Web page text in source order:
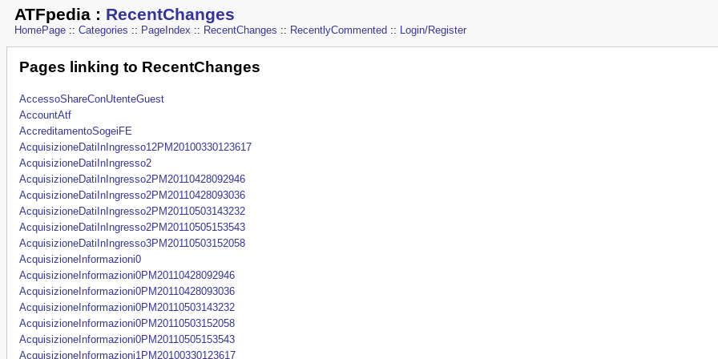
ATFpedia : RecentChanges
HomePage :: Categories :: PageIndex :: RecentChanges :: RecentlyCommented :: Login/Register
Pages linking to RecentChanges
AccessoShareConUtenteGuest
AccountAtf
AccreditamentoSogeiFE
AcquisizioneDatiInIngresso12PM20100330123617
AcquisizioneDatiInIngresso2
AcquisizioneDatiInIngresso2PM20110428092946
AcquisizioneDatiInIngresso2PM20110428093036
AcquisizioneDatiInIngresso2PM20110503143232
AcquisizioneDatiInIngresso2PM20110505153543
AcquisizioneDatiInIngresso3PM20110503152058
AcquisizioneInformazioni0
AcquisizioneInformazioni0PM20110428092946
AcquisizioneInformazioni0PM20110428093036
AcquisizioneInformazioni0PM20110503143232
AcquisizioneInformazioni0PM20110503152058
AcquisizioneInformazioni0PM20110505153543
AcquisizioneInformazioni1PM20100330123617